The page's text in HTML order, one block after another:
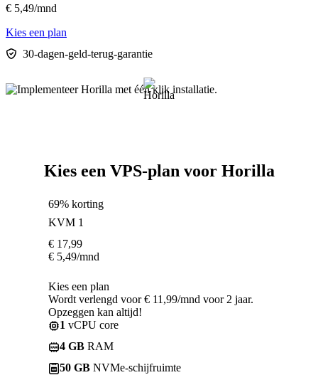
€ 5,49/mnd
Kies een plan
30-dagen-geld-terug-garantie
Kies een VPS-plan voor Horilla
69% korting
KVM 1
€ 17,99
€ 5,49/mnd
Kies een plan
Wordt verlengd voor € 11,99/mnd voor 2 jaar.
Opzeggen kan altijd!
1 vCPU core
4 GB RAM
50 GB NVMe-schijfruimte